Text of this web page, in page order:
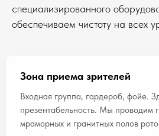
специализированного
обеспечиваем чистоту на всех
Зона приема зрителей
Входная группа, гардероб, фойе.
презентабельность. Мы проводим
мраморных и гранитных полов